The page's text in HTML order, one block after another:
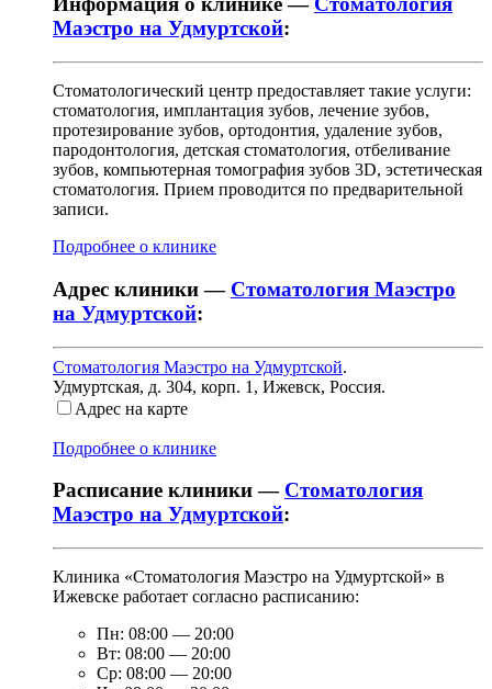
Маэстро на Удмуртской:
Стоматологический центр предоставляет такие услуги:
стоматология, имплантация зубов, лечение зубов,
протезирование зубов, ортодонтия, удаление зубов,
пародонтология, детская стоматология, отбеливание
зубов, компьютерная томография зубов 3D, эстетическая
стоматология. Прием проводится по предварительной
записи.
Подробнее о клинике
Адрес клиники — Стоматология Маэстро
на Удмуртской:
Стоматология Маэстро на Удмуртской.
Удмуртская, д. 304, корп. 1 , Ижевск, Россия.
Адрес на карте
Подробнее о клинике
Расписание клиники — Стоматология
Маэстро на Удмуртской:
Клиника «Стоматология Маэстро на Удмуртской» в
Ижевске работает согласно расписанию:
Пн: 08:00 — 20:00
Вт: 08:00 — 20:00
Ср: 08:00 — 20:00